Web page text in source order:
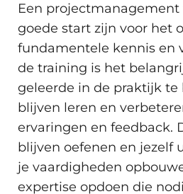
Een
goede start zijn voor het
fundamentele kennis en
de training is het
geleerde in de praktijk te
blijven leren en
ervaringen en feedback.
blijven oefenen en jezelf
je vaardigheden
expertise opdoen die